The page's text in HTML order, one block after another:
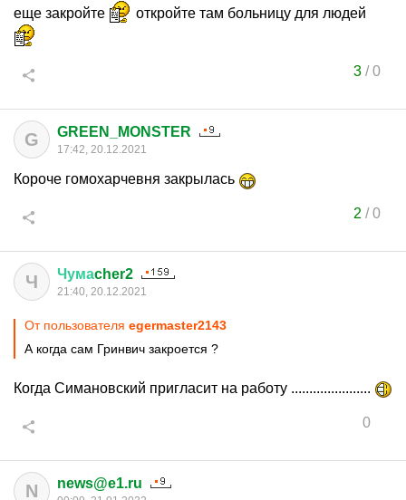
еще закройте
откройте там больницу для людей
3/0
G GREEN_MONSTER
17:42, 20.12.2021
Короче гомохарчевня закрылась
2 /0
Ч Чумаcher2
21:40, 20.12.2021
От пользователя egermaster2143
А когда сам Гринвич закроется ?
Когда Симановский пригласит на работу ......................
0
N news@e1.ru